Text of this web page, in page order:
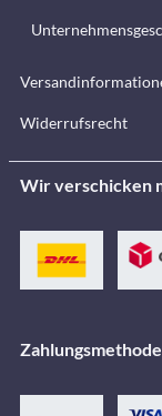
Widerrufsrecht
Wir verschicken